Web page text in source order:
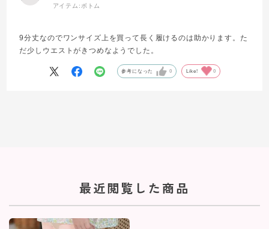
アイテム:ボトム
9分丈なのでワンサイズ上を買って長く履けるのは助かります。た
だ少しウエストがきつめなようでした。
参考になった 0 Like! 0
最近閲覧した商品